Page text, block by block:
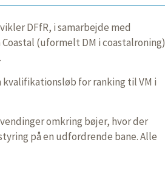
DFfR, i samarbejde med
(uformelt DM i coastalroning)
kvalifikationsløb for ranking til VM i
omkring bøjer, hvor der
på en udfordrende bane. Alle